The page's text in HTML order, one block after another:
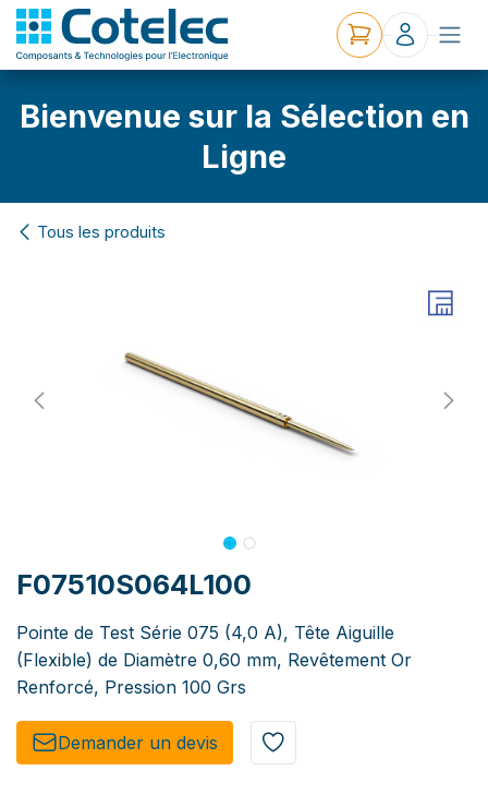
Bienvenue sur la Sélection en
Ligne
Tous les produits
F07510S064L100
Pointe de Test Série 075 (4,0 A), Tête Aiguille
(Flexible) de Diamètre 0,60 mm, Revêtement Or
Renforcé, Pression 100 Grs
Demander un de​​vis​​